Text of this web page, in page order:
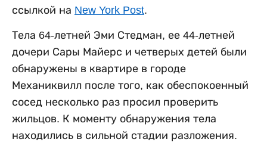
ссылкой на New York Post.
Тела 64-летней Эми Стедман, ее 44-летней
дочери Сары Майерс и четверых детей были
обнаружены в квартире в городе
Механиквилл после того, как обеспокоенный
сосед несколько раз просил проверить
жильцов. К моменту обнаружения тела
находились в сильной стадии разложения.